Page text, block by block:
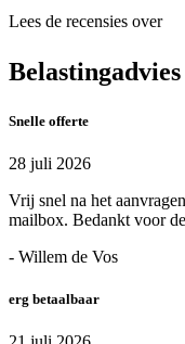
Lees de recensies over
Snelle offerte
28 juli 2026
Vrij snel na het
mailbox. Bedankt voor
- Willem de Vos
erg betaalbaar